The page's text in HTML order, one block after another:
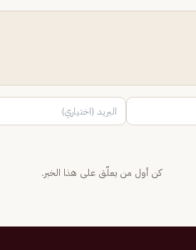
كن أول من يعلّق على هذا الخبر.